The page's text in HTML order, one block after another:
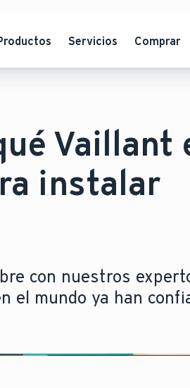
Servicios Comprar
Vaillant
instalar
con nuestros
el mundo ya han